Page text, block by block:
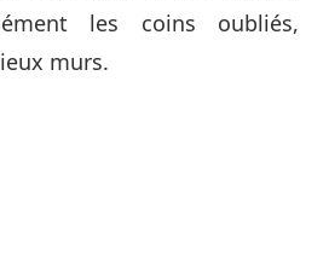
les coins oubliés,
murs.